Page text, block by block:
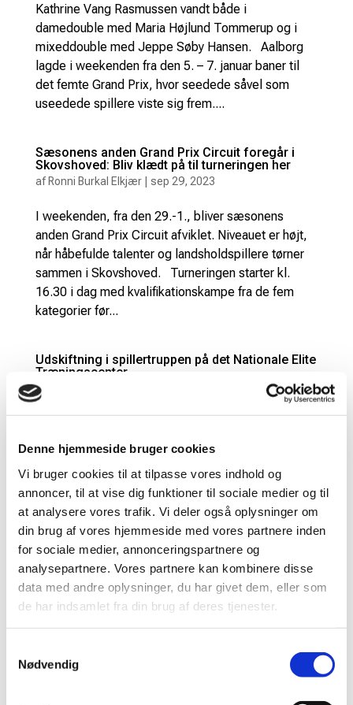
Denne hjemmeside bruger cookies
Vi bruger cookies til at tilpasse vores indhold og
annoncer, til at vise dig funktioner til sociale medier og til
at analysere vores trafik. Vi deler også oplysninger om
din brug af vores hjemmeside med vores partnere inden
for sociale medier, annonceringspartnere og
analysepartnere. Vores partnere kan kombinere disse
data med andre oplysninger, du har givet dem, eller som
de har indsamlet fra din brug af deres tjenester.
Nødvendig
Kathrine Vang Rasmussen vandt både i
damedouble med Maria Højlund Tommerup og i
mixeddouble med Jeppe Søby Hansen. Aalborg
lagde i weekenden fra den 5. – 7. januar baner til
det femte Grand Prix, hvor seedede såvel som
useedede spillere viste sig frem....
Sæsonens anden Grand Prix Circuit foregår i
Skovshoved: Bliv klædt på til turneringen her
af Ronni Burkal Elkjær| sep 29, 2023
I weekenden, fra den 29.-1., bliver sæsonens
anden Grand Prix Circuit afviklet. Niveauet er højt,
når håbefulde talenter og landsholdspillere tørner
sammen i Skovshoved. Turneringen starter kl.
16.30 i dag med kvalifikationskampe fra de fem
kategorier før...
Udskiftning i spillertruppen på det Nationale Elite
Træningscenter
af
foretage udskiftninger i de spillere, der er optaget i
Træningscenter (NETC). Udskiftningen i
spillertruppen betyder, at Mads Christophersen,
Christian Faust Kjær, Daniel...
« Gamle poster Næste poster »
Søg